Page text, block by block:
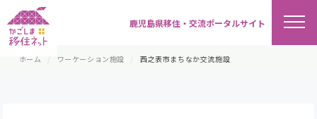
鹿児島県移住・交流ポータルサイト
ホーム ワーケーション施設 西之表市まちなか交流施設